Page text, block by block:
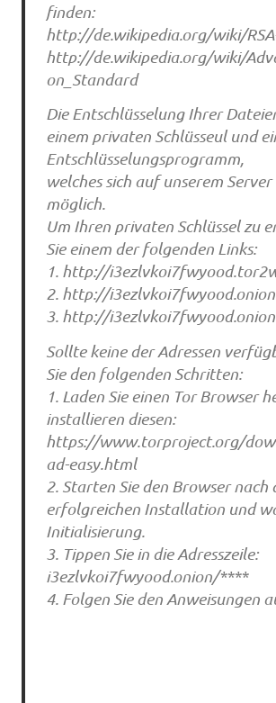
finden:
http://de.wikipedia.org/wiki/
http://de.wikipedia.org/wiki/
on_Standard
Die Entschlüsselung Ihrer
einem privaten Schlüsseul und
Entschlüsselungsprogramm,
welches sich auf unserem
möglich.
Um Ihren privaten Schlüssel zu
Sie einem der folgenden Links:
1. http://
2. http://
3. http://
Sollte keine der Adressen
Sie den folgenden Schritten:
1. Laden Sie einen Tor Browser
installieren diesen:
https://www.torproject.org/
ad-easy.html
2. Starten Sie den Browser nach
erfolgreichen Installation und
Initialisierung.
3. Tippen Sie in die Adresszeile:
i3ezlvkoi7fwyood.onion/****
4. Folgen Sie den Anweisungen